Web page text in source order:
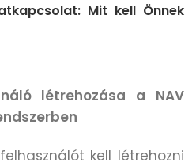
Mit kell Önnek
létrehozása a NAV
kell létrehozni